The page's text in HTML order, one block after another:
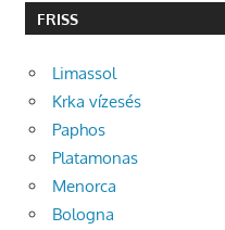
FRISS
Limassol
Krka vízesés
Paphos
Platamonas
Menorca
Bologna